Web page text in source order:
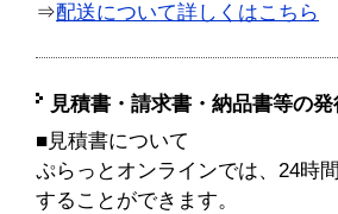
⇒配送について詳しくはこちら
見積書・請求書・納品書等の
■見積書について
ぷらっとオンラインでは、24時
することができます。